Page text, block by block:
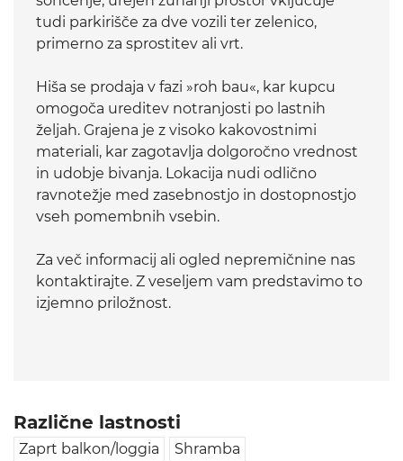
tudi parkirišče za dve vozili ter zelenico,
primerno za sprostitev ali vrt.
Hiša se prodaja v fazi »roh bau«, kar kupcu
omogoča ureditev notranjosti po lastnih
željah. Grajena je z visoko kakovostnimi
materiali, kar zagotavlja dolgoročno vrednost
in udobje bivanja. Lokacija nudi odlično
ravnotežje med zasebnostjo in dostopnostjo
vseh pomembnih vsebin.
Za več informacij ali ogled nepremičnine nas
kontaktirajte. Z veseljem vam predstavimo to
izjemno priložnost.
Različne lastnosti
Zaprt balkon/loggia Shramba